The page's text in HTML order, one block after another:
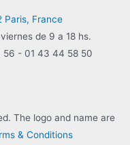
Paris, France
de 9 a 18 hs.
56 - 01 43 44 58 50
The logo and name are
& Conditions